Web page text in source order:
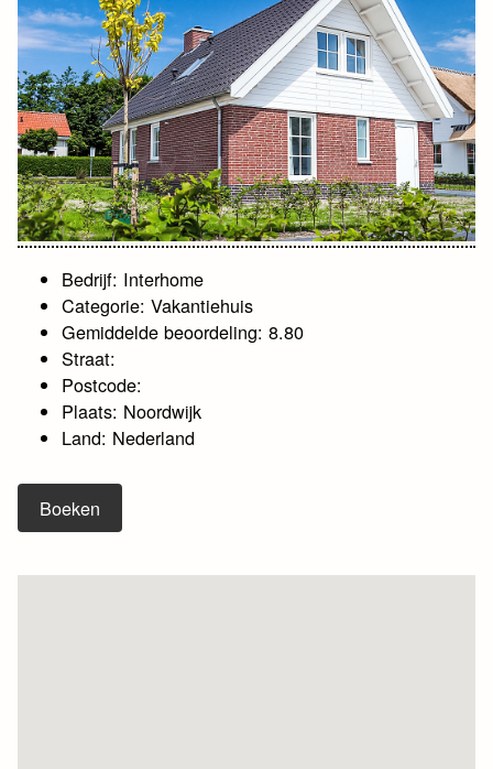
Bedrijf: Interhome
Categorie: Vakantiehuis
Gemiddelde beoordeling: 8.80
Straat:
Postcode:
Plaats: Noordwijk
Land: Nederland
Boeken